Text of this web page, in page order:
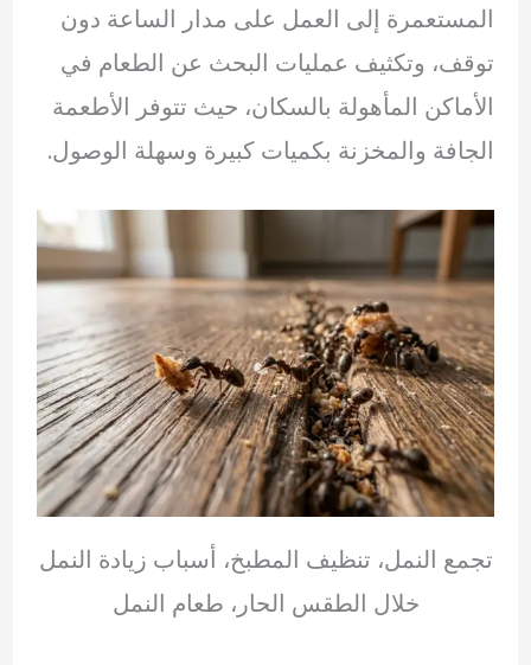
المستعمرة إلى العمل على مدار الساعة دون
توقف، وتكثيف عمليات البحث عن الطعام في
الأماكن المأهولة بالسكان، حيث تتوفر الأطعمة
الجافة والمخزنة بكميات كبيرة وسهلة الوصول.
تجمع النمل، تنظيف المطبخ، أسباب زيادة النمل
خلال الطقس الحار، طعام النمل